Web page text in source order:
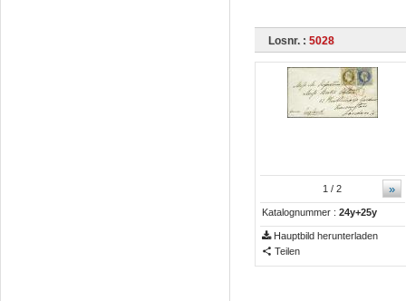
Losnr. : 5028
»
1 / 2
Katalognummer : 24y+25y
Hauptbild herunterladen
Teilen